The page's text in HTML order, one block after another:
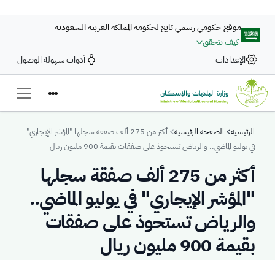
موقع حكومي رسمي تابع لحكومة المملكة العربية السعودية
كيف تتحقق
الإعدادات
أدوات سهولة الوصول
Breadcrumb
الرئيسية الصفحة الرئيسية
أكثر من 275 ألف صفقة سجلها "المؤشر الإيجاري"
في يوليو الماضي.. والرياض تستحوذ على صفقات بقيمة 900 مليون ريال
أكثر من 275 ألف صفقة سجلها
"المؤشر الإيجاري" في يوليو الماضي..
والرياض تستحوذ على صفقات
بقيمة 900 مليون ريال